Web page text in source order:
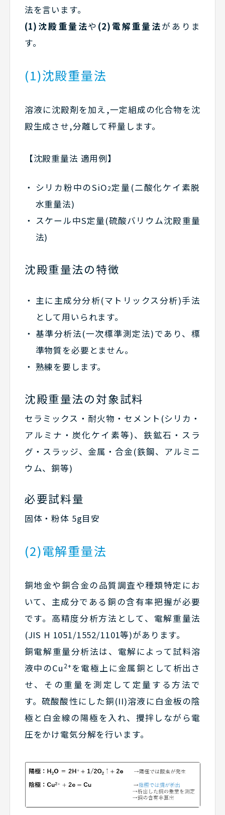
法を言います。
(1)沈殿重量法や (2)電解重量法がありま
す。
(1)沈殿重量法
溶液に沈殿剤を加え,一定組成の化合物を沈
殿生成させ,分離して秤量します。
【沈殿重量法 適用例】
シリカ粉中のSiO2定量(二酸化ケイ素脱
水重量法)
スケール中S定量(硫酸バリウム沈殿重量
法)
沈殿重量法の特徴
主に主成分分析(マトリックス分析)手法
として用いられます。
基準分析法(一次標準測定法)であり、標
準物質を必要とません。
熟練を要します。
沈殿重量法の対象試料
セラミックス・耐火物・セメント(シリカ・
アルミナ・炭化ケイ素等)、鉄鉱石・スラ
グ・スラッジ、金属・合金(鉄鋼、アルミニ
ウム、銅等)
必要試料量
固体・粉体 5g目安
(2)電解重量法
銅地金や銅合金の品質調査や種類特定にお
いて、主成分である銅の含有率把握が必要
です。高精度分析方法として、電解重量法
(JIS H 1051/1552/1101等)があります。
銅電解重量分析法は、電解によって試料溶
液中のCu 2+を電極上に金属銅として析出さ
せ、その重量を測定して定量する方法で
す。硫酸酸性にした銅(II)溶液に白金板の陰
極と白金線の陽極を入れ、攪拌しながら電
圧をかけ電気分解を行います。